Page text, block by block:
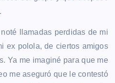
llamadas perdidas de mi
ex polola, de ciertos amigos
Ya me imaginé para que me
me aseguró que le contestó